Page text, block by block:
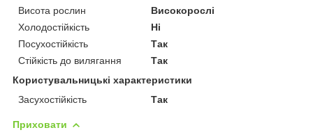
Висота рослин
Високорослі
Холодостійкість
Ні
Посухостійкість
Так
Стійкість до вилягання
Так
Користувальницькі характеристики
Засухостійкість
Так
Приховати